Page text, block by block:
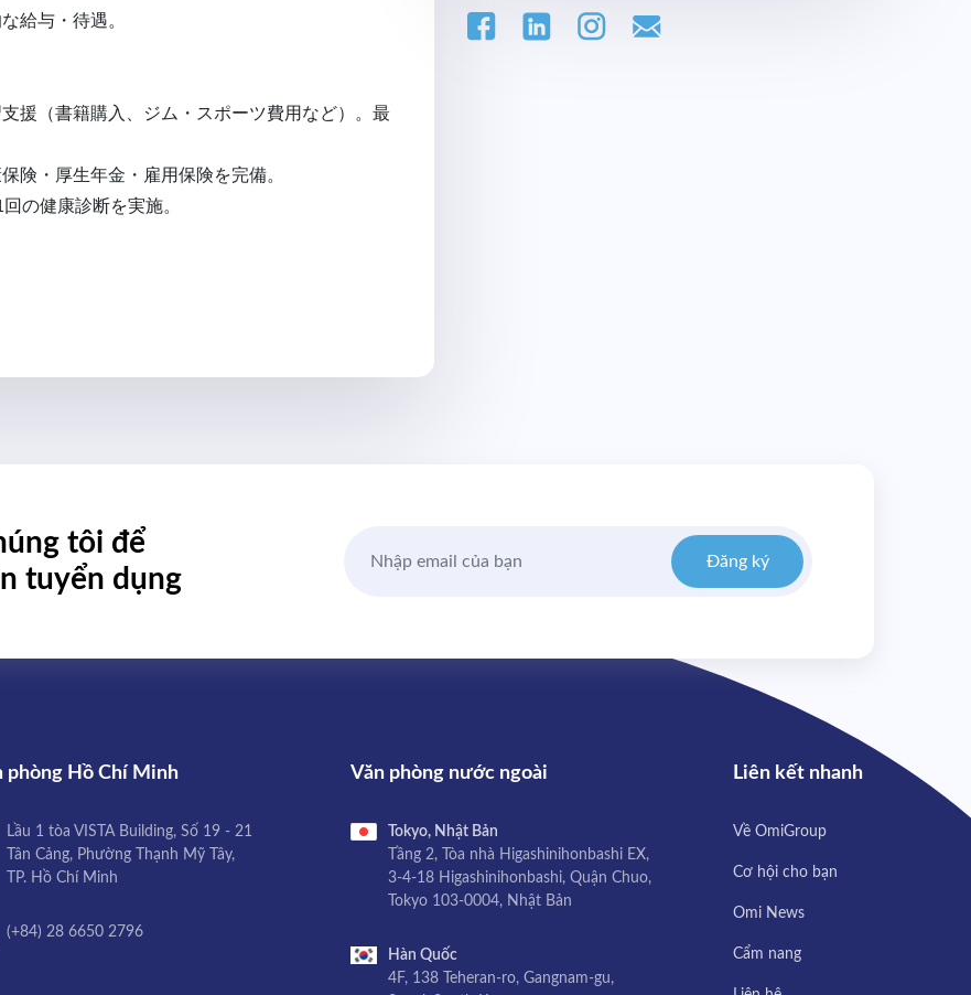
給与・待遇。
援（書籍購入、ジム・スポーツ費用など）。最
険・厚生年金・雇用保険を完備。
の健康診断を実施。
tôi để
tuyển dụng
Đăng ký
phòng Hồ Chí Minh
Lầu 1 tòa VISTA Building, Số 19 - 21
Tân Cảng, Phường Thạnh Mỹ Tây,
TP. Hồ Chí Minh
(+84) 28 6650 2796
Văn phòng nước ngoài
Tokyo, Nhật Bản
Tầng 2, Tòa nhà Higashinihonbashi EX,
3-4-18 Higashinihonbashi, Quận Chuo,
Tokyo 103-0004, Nhật Bản
Hàn Quốc
4F, 138 Teheran-ro, Gangnam-gu,
Liên kết nhanh
Về OmiGroup
Cơ hội cho bạn
Omi News
Cẩm nang